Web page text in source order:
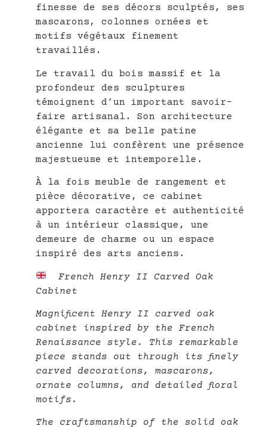
finesse de ses décors sculptés, ses
mascarons, colonnes ornées et
motifs végétaux finement
travaillés.
Le travail du bois massif et la
profondeur des sculptures
témoignent d’un important savoir-
faire artisanal. Son architecture
élégante et sa belle patine
ancienne lui confèrent une présence
majestueuse et intemporelle.
À la fois meuble de rangement et
pièce décorative, ce cabinet
apportera caractère et authenticité
à un intérieur classique, une
demeure de charme ou un espace
inspiré des arts anciens.
French Henry II Carved Oak
Cabinet
Magnificent Henry II carved oak
cabinet inspired by the French
Renaissance style. This remarkable
piece stands out through its finely
carved decorations, mascarons,
ornate columns, and detailed floral
motifs.
The craftsmanship of the solid oak